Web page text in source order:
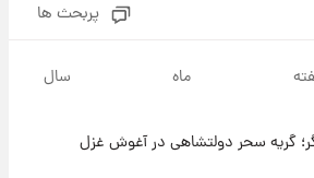
شنبه ۱۷ مرداد ۱۴۰۵
۱۸ ساعت پیش
پربحث ها
ماه سال
گریه سحر دولتشاهی در آغوش غزل